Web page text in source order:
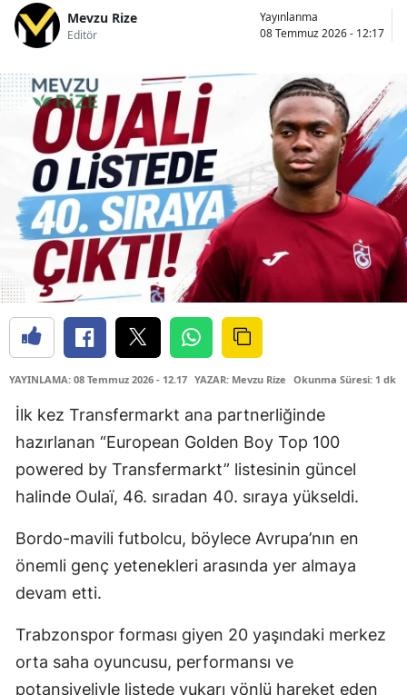
Mevzu Rize
Editör
Yayınlanma
08 Temmuz 2026 - 12:17
YAYINLAMA: 08 Temmuz 2026 - 12.17 YAZAR: Mevzu Rize Okunma Süresi: 1 dk
İlk kez Transfermarkt ana partnerliğinde
hazırlanan “European Golden Boy Top 100
powered by Transfermarkt” listesinin güncel
halinde Oulaï, 46. sıradan 40. sıraya yükseldi.
Bordo-mavili futbolcu, böylece Avrupa’nın en
önemli genç yetenekleri arasında yer almaya
devam etti.
Trabzonspor forması giyen 20 yaşındaki merkez
orta saha oyuncusu, performansı ve
potansiyeliyle listede yukarı yönlü hareket eden